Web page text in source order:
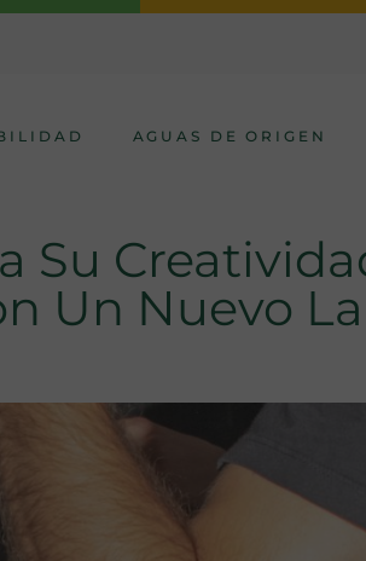
AGUAS DE ORIGEN
Su
Un Nuevo